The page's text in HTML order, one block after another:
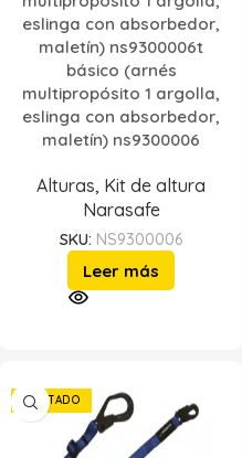
eslinga con absorbedor,
maletín) ns9300006t
básico (arnés
multipropósito 1 argolla,
eslinga con absorbedor,
maletín) ns9300006
Alturas, Kit de altura
Narasafe
SKU: NS9300006
Leer más
AGOTADO